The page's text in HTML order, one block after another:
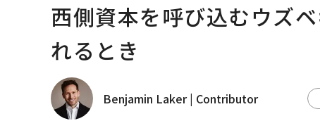
西側資本を呼び込むウズ
れるとき
Benjamin Laker | Contributor